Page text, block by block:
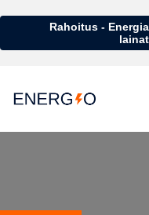
Rahoitus -